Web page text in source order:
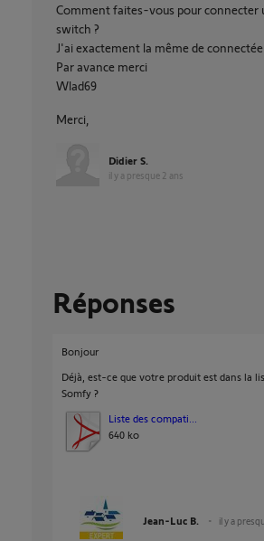
Comment faites-vous pour connecter
switch ?
J'ai exactement la même de
Par avance merci
Wlad69
Merci,
Didier S.
il y a presque 2 ans
Réponses
Bonjour
Déjà, est-ce que votre produit est dans la
Somfy ?
Liste des compati...
640 ko
Jean-Luc B. il y a